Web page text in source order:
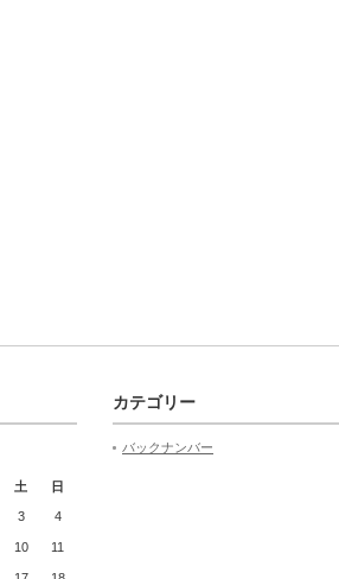
土 日
3 4
10 11
カテゴリー
バックナンバー